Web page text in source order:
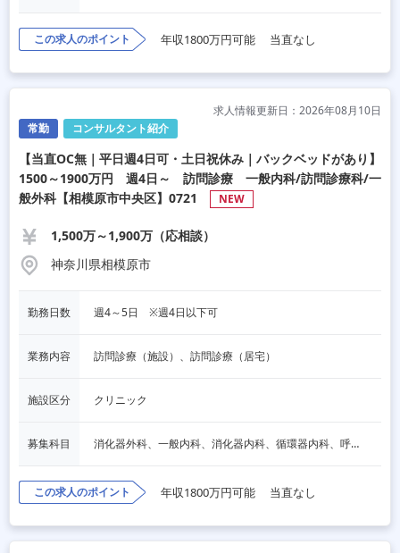
この求人のポイント 年収1800万円可能 当直なし
常勤 コンサルタント紹介
求人情報更新日：2026年08月10日
【当直OC無｜平日週4日可・土日祝休み｜バックベッドがあり】
1500～1900万円 週4日～ 訪問診療 一般内科/訪問診療科/一
般外科【相模原市中央区】0721
NEW
1,500万～1,900万（応相談）
神奈川県相模原市
勤務日数 週4～5日　※週4日以下可
業務内容 訪問診療（施設）、訪問診療（居宅）
施設区分 クリニック
募集科目 消化器外科、一般内科、消化器内科、循環器内科、呼吸器内科、血液内科、脳神経内科、内分泌内科、老人内科、一般外科、心臓外科、呼吸器外科、脳神経外科、形成外科、リハビリテーション科、泌尿器科、麻酔科、その他
この求人のポイント 年収1800万円可能 当直なし